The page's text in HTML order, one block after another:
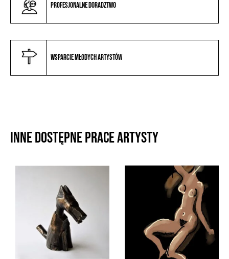
Profesjonalne doradztwo
Wsparcie młodych artystów
Inne dostępne prace artysty